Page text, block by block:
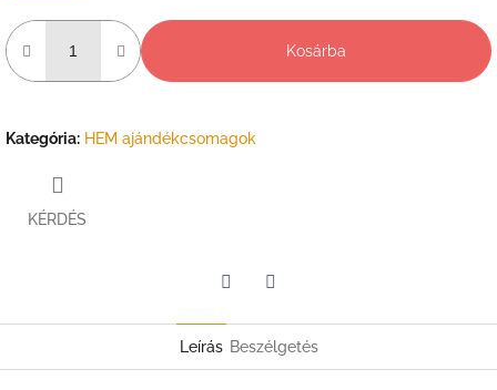
Kosárba
Kategória: HEM ajándékcsomagok
KÉRDÉS
Leírás Beszélgetés